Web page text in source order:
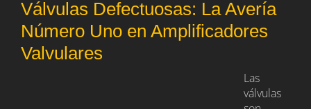
Válvulas Defectuosas: La Avería
Número Uno en Amplificadores
Valvulares
Las
válvulas